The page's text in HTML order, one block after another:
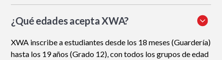
¿Qué edades acepta XWA?
XWA inscribe a estudiantes desde los 18 meses (Guardería)
hasta los 19 años (Grado 12), con todos los grupos de edad